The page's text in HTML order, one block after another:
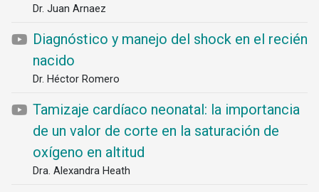
Dr. Juan Arnaez
Diagnóstico y manejo del shock en el recién
nacido
Dr. Héctor Romero
Tamizaje cardíaco neonatal: la importancia
de un valor de corte en la saturación de
oxígeno en altitud
Dra. Alexandra Heath